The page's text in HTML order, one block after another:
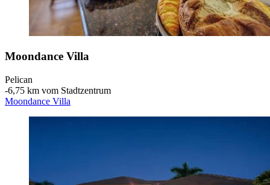
Moondance Villa
Pelican
‐6,75 km vom Stadtzentrum
Moondance Villa